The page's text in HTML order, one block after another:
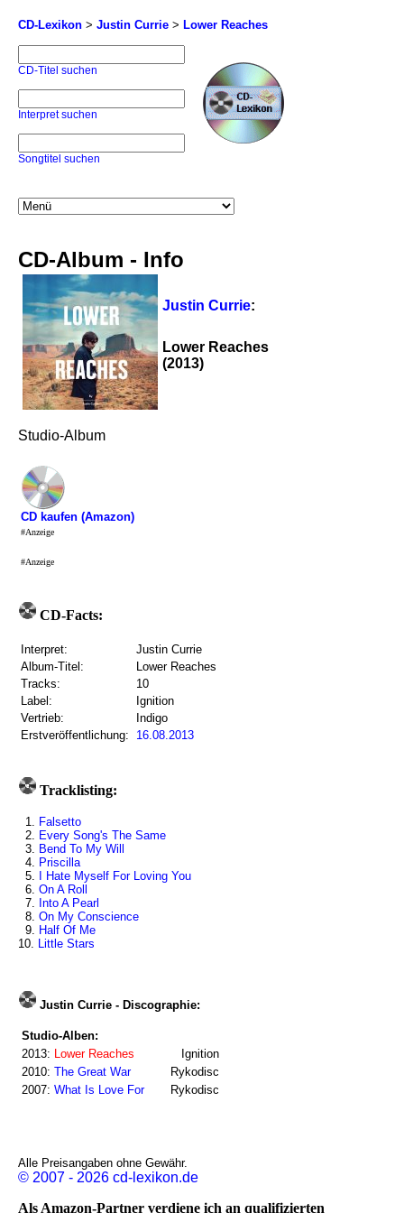
CD-Lexikon > Justin Currie > Lower Reaches
CD-Titel suchen
Interpret suchen
Songtitel suchen
CD-Album - Info
Justin Currie:
Lower Reaches
(2013)
Studio-Album
CD kaufen (Amazon)
#Anzeige
#Anzeige
CD-Facts:
Interpret:
Justin Currie
Album-Titel:
Lower Reaches
Tracks:
10
Label:
Ignition
Vertrieb:
Indigo
Erstveröffentlichung:
16.08.2013
Tracklisting:
1. Falsetto
2. Every Song's The Same
3. Bend To My Will
4. Priscilla
5.
I Hate Myself For Loving You
6. On A Roll
7. Into A Pearl
8. On My Conscience
9. Half Of Me
10. Little Stars
Justin Currie - Discographie:
Studio-Alben:
2013: Lower Reaches
Ignition
2010: The Great War
Rykodisc
2007: What Is Love For Rykodisc
Alle Preisangaben ohne Gewähr.
© 2007 - 2026 cd-lexikon.de
Als Amazon-Partner verdiene ich an qualifizierten